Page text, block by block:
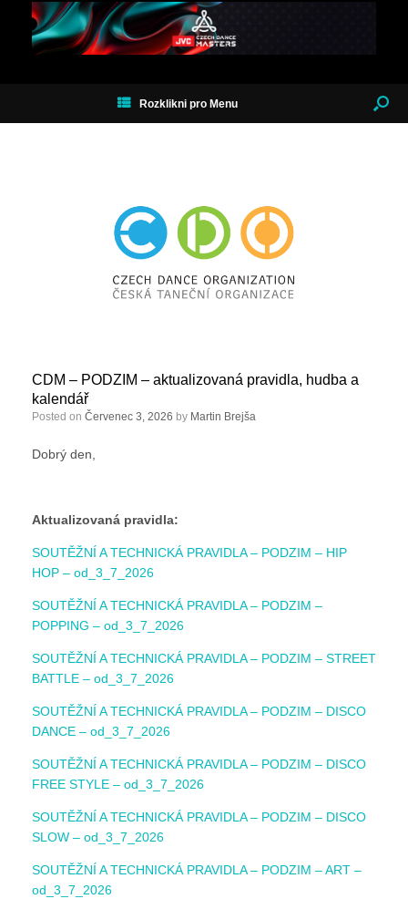
Rozklikni pro Menu
CDM – PODZIM – aktualizovaná pravidla, hudba a
kalendář
Posted on Červenec 3, 2026 by Martin Brejša
Dobrý den,
Aktualizovaná pravidla:
SOUTĚŽNÍ A TECHNICKÁ PRAVIDLA – PODZIM – HIP
HOP – od_3_7_2026
SOUTĚŽNÍ A TECHNICKÁ PRAVIDLA – PODZIM –
POPPING – od_3_7_2026
SOUTĚŽNÍ A TECHNICKÁ PRAVIDLA – PODZIM – STREET
BATTLE – od_3_7_2026
SOUTĚŽNÍ A TECHNICKÁ PRAVIDLA – PODZIM – DISCO
DANCE – od_3_7_2026
SOUTĚŽNÍ A TECHNICKÁ PRAVIDLA – PODZIM – DISCO
FREE STYLE – od_3_7_2026
SOUTĚŽNÍ A TECHNICKÁ PRAVIDLA – PODZIM – DISCO
SLOW – od_3_7_2026
SOUTĚŽNÍ A TECHNICKÁ PRAVIDLA – PODZIM – ART –
od_3_7_2026